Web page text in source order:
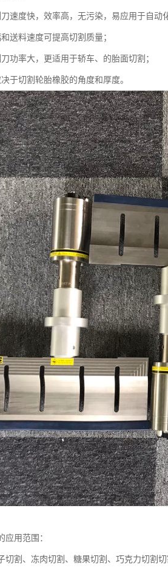
速度快，效率高，无污染，易应用于自动
送料速度可提高切割质量；
功率大，更适用于轿车、的胎面切割；
于切割轮胎橡胶的角度和厚度。
应用范围：
切割、冻肉切割、糖果切割、巧克力切割